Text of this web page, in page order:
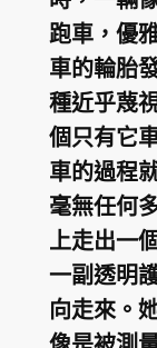
跑車，優
車的輪胎
種近乎蔑
個只有它
車的過程
毫無任何
上走出一
一副透明
向走來。